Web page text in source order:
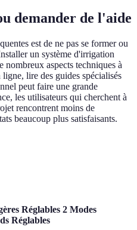
demander de l'aide
est de ne pas se former ou
un système d'irrigation
nombreux aspects techniques à
lire des guides spécialisés
peut faire une grande
les utilisateurs qui cherchent à
rencontrent moins de
beaucoup plus satisfaisants.
Réglables 2 Modes
Réglables